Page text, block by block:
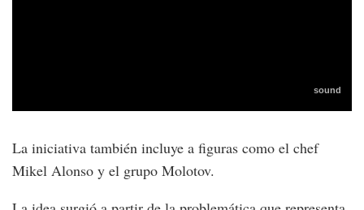
La iniciativa también incluye a figuras como el chef
Mikel Alonso y el grupo Molotov.